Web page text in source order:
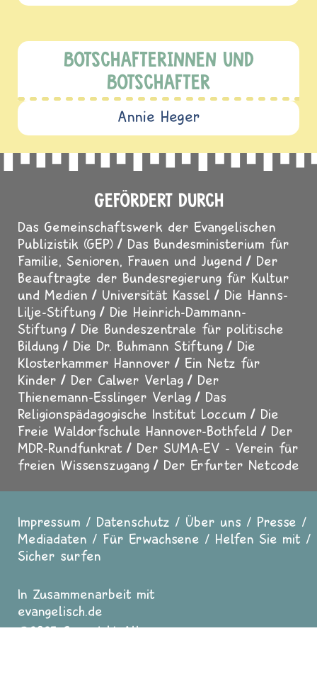
BOTSCHAFTERINNEN UND
BOTSCHAFTER
Annie Heger
GEFÖRDERT DURCH
Das Gemeinschaftswerk der Evangelischen
Publizistik (GEP)
Das Bundesministerium für
Familie, Senioren, Frauen und Jugend
Der
Beauftragte der Bundesregierung für Kultur
und Medien
Universität Kassel
Die Hanns-
Lilje-Stiftung
Die Heinrich-Dammann-
Stiftung
Die Bundeszentrale für politische
Bildung
Die Dr. Buhmann Stiftung
Die
Klosterkammer Hannover
Ein Netz für
Kinder
Der Calwer Verlag
Der
Thienemann-Esslinger Verlag
Das
Religionspädagogische Institut Loccum
Die
Freie Waldorfschule Hannover-Bothfeld
Der
MDR-Rundfunkrat
Der SUMA-EV - Verein für
freien Wissenszugang
Der Erfurter Netcode
Fußzeile
Impressum Datenschutz Über uns
Presse
Mediadaten
Für Erwachsene
Helfen Sie mit
Sicher surfen
In Zusammenarbeit mit
evangelisch.de
2025 Copyright All